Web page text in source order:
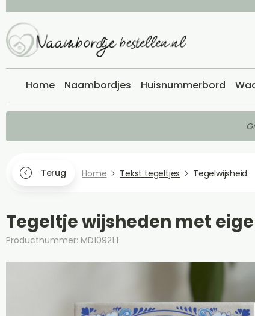
Home Naambordjes Huisnummerbord
Terug Home Tekst tegeltjes Tegelwijsheid
Tegeltje wijsheden met
Productnummer: MD10921.1